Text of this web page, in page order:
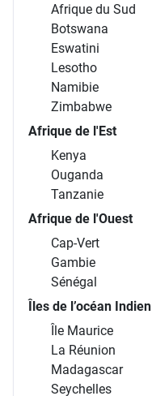
Afrique du Sud
Botswana
Eswatini
Lesotho
Namibie
Zimbabwe
Afrique de l'Est
Kenya
Ouganda
Tanzanie
Afrique de l'Ouest
Cap-Vert
Gambie
Sénégal
Îles de l’océan Indien
Île Maurice
La Réunion
Madagascar
Seychelles